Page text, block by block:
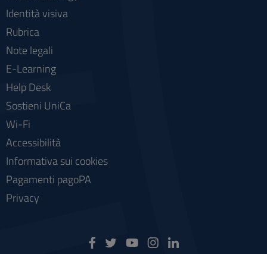
Identità visiva
Rubrica
Note legali
E-Learning
Help Desk
Sostieni UniCa
Wi-Fi
Accessibilità
Informativa sui cookies
Pagamenti pagoPA
Privacy